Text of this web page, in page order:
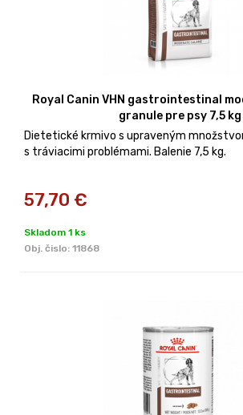
Royal Canin VHN gastrointestinal
granule pre psy 7,5 kg
Dietetické krmivo s upraveným
s tráviacimi problémami. Balenie 7,5 kg.
57,70 €
Skladom 1 ks
Obj. čislo: 11868